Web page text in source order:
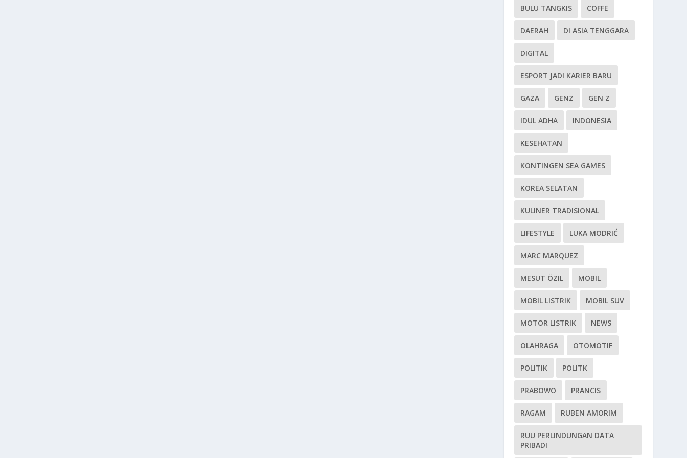
BULU TANGKIS COFFE
DAERAH DI ASIA TENGGARA
DIGITAL
ESPORT JADI KARIER BARU
GAZA GENZ GEN Z
IDUL ADHA INDONESIA
KESEHATAN
KONTINGEN SEA GAMES
KOREA SELATAN
KULINER TRADISIONAL
LIFESTYLE LUKA MODRIĆ
MARC MARQUEZ
MESUT ÖZIL MOBIL
MOBIL LISTRIK MOBIL SUV
MOTOR LISTRIK NEWS
OLAHRAGA OTOMOTIF
POLITIK POLITK
PRABOWO PRANCIS
RAGAM RUBEN AMORIM
RUU PERLINDUNGAN DATA
PRIBADI